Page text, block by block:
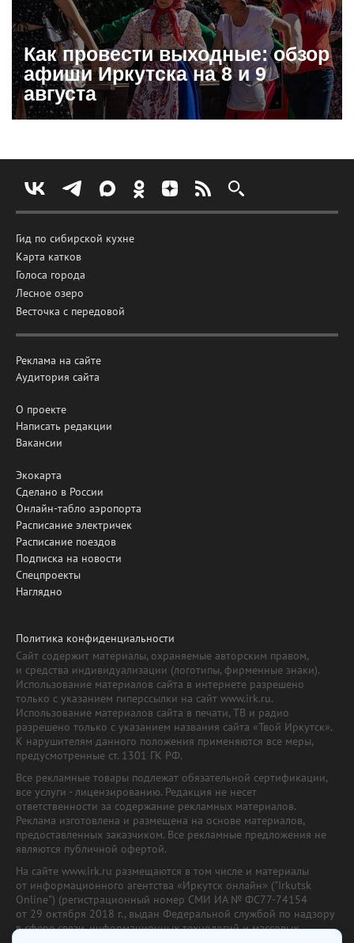
Как провести выходные: обзор
афиши Иркутска на 8 и 9
августа
Гид по сибирской кухне
Карта катков
Голоса города
Лесное озеро
Весточка с передовой
Реклама на сайте
Аудитория сайта
О проекте
Написать редакции
Вакансии
Экокарта
Сделано в России
Онлайн-табло аэропорта
Расписание электричек
Расписание поездов
Подписка на новости
Спецпроекты
Наглядно
Политика конфиденциальности
Сайт содержит материалы, охраняемые авторским правом,
и средства индивидуализации (логотипы, фирменные знаки).
Использование материалов сайта в интернете разрешено
только с указанием гиперссылки на сайт www.irk.ru.
Использование материалов сайта в печати, ТВ и радио
разрешено только с указанием названия сайта «Твой Иркутск».
К нарушителям данного положения применяются все меры,
предусмотренные ст. 1301 ГК РФ.
Все рекламные товары подлежат обязательной сертификации,
все услуги - лицензированию. Редакция не несет
ответственности за содержание рекламных материалов.
Реклама изготовлена и размещена на основе материалов,
предоставленных заказчиком. Все рекламные предложения не
являются публичной офертой.
На сайте www.irk.ru размещаются в том числе и материалы
от информационного агентства «Иркутск онлайн» ("Irkutsk
Online") (регистрационный номер СМИ ИА № ФС77-74154
от 29 октября 2018 г., выдан Федеральной службой по надзору
в сфере связи, информационных технологий и массовых